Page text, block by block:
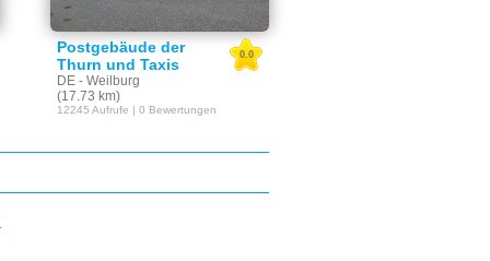
Postgebäude der
Thurn und Taxis
DE - Weilburg
(17.73 km)
0.0
12245 Aufrufe | 0 Bewertungen